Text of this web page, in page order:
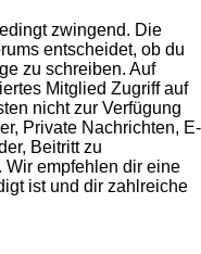
zwingend. Die
entscheidet, ob du
zu schreiben. Auf
Mitglied Zugriff auf
nicht zur Verfügung
Private Nachrichten, E-
Beitritt zu
Wir empfehlen dir eine
ist und dir zahlreiche